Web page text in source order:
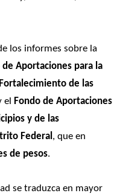
los informes sobre la
de Aportaciones para la
de las
el
Fondo de Aportaciones
y de las
Federal , que en
de pesos.
se traduzca en mayor